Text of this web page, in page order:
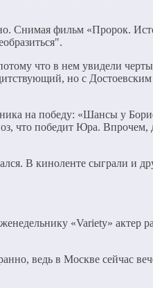
Снимая фильм «Пророк.
что в нем увидели черты
но с
на победу: «Шансы у
что победит Юра.
В киноленте сыграли и
«Variety» актер
ведь в Москве сейчас